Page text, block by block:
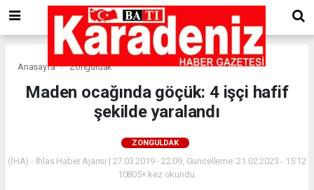
Anasayfa Zonguldak
Maden ocağında göçük: 4 işçi hafif
şekilde yaralandı
ZONGULDAK
(İHA) - İhlas Haber Ajansı | 27.03.2019 - 22:09, Güncelleme: 21.02.2023 - 15:12
10805+ kez okundu.